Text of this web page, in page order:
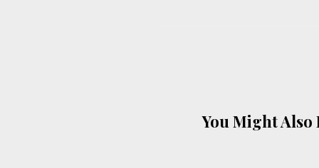
You Might Also